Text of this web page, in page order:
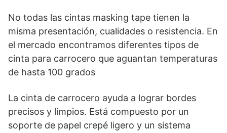
No todas las cintas masking tape tienen la
misma presentación, cualidades o resistencia. En
el mercado encontramos diferentes tipos de
cinta para carrocero que aguantan temperaturas
de hasta 100 grados
La cinta de carrocero ayuda a lograr bordes
precisos y limpios. Está compuesto por un
soporte de papel crepé ligero y un sistema